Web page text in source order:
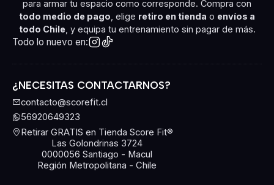
para armar tu espacio como corresponde. Compra con
todo medio de pago , elige retiro en tienda o envíos a
todo Chile, y equipa tu entrenamiento sin pagar de más.
Todo lo nuevo en:
¿NECESITAS CONTACTARNOS?
contacto@scorefit.cl
56920649323
Retirar GRATIS en Tienda Score Fit®
Las Golondrinas 3724
0000056 Santiago - Macul
Región Metropolitana - Chile